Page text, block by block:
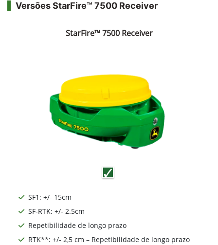
Versões StarFire™ 7500 Receiver
StarFire™ 7500 Receiver
SF1: +/- 15cm
SF-RTK: +/- 2.5cm
Repetibilidade de longo prazo
RTK**: +/- 2,5 cm – Repetibilidade de longo prazo